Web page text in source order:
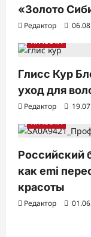
п
и
с
«Золото
Редактор
КРАСОТА
Глисс Кур
уход для
Редактор
КРАСОТА
Российский
как emi
красоты
Редактор